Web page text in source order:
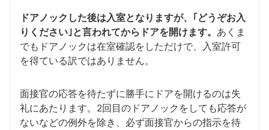
ドアノックした後は入室となりますが、｢どうぞお入
りください｣と言われてからドアを開けます。 あくま
でもドアノックは在室確認をしただけで、入室許可
を得ている訳ではありません。
面接官の応答を待たずに勝手にドアを開けるのは失
礼にあたります。2回目のドアノックをしても応答が
ないなどの例外を除き、必ず面接官からの指示を待